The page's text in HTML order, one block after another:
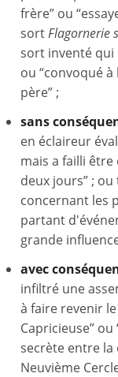
frère” ou
sortFlagornerie
sort inventé qui
ou “convoqué
père” ;
sans
en éclaireur
mais a failli
deux jours” ;
concernant les
partant
grande
avec
infiltré une
à faire revenir
Capricieuse”
secrète entre la
Neuvième